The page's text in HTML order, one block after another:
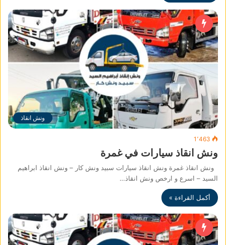
ونش انقاذ
1٬463
ونش انقاذ سيارات في غمرة
ونش انقاذ غمرة ونش انقاذ سيارات سبيد ونش كار – ونش انقاذ ابراهيم
السيد – اسرع و ارخص ونش انقاذ…
أكمل القراءة »